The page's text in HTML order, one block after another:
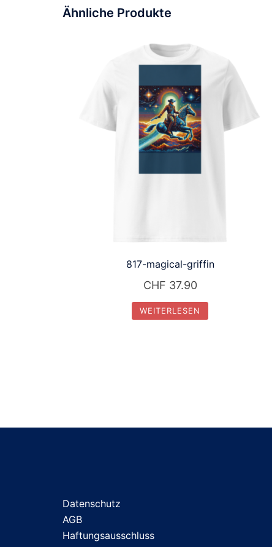
Ähnliche Produkte
817-magical-griffin
CHF 37.90
WEITERLESEN
Datenschutz
AGB
Haftungsausschluss